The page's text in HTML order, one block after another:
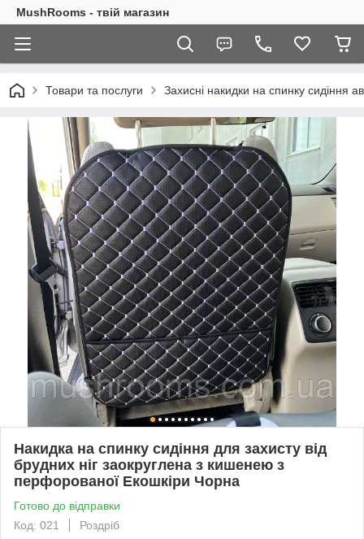
MushRooms - твій магазин
Товари та послуги Захисні накидки на спинку сидіння
Накидка на спинку сидіння для захисту від
брудних ніг заокруглена з кишенею з
перфорованої Екошкіри Чорна
Готово до відправки
Код: 021
Роздріб